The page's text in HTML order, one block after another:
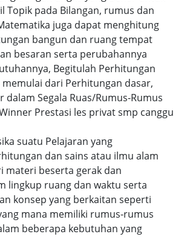
Topik pada Bilangan, rumus dan
juga dapat menghitung
bangun dan ruang tempat
besaran serta perubahannya
Begitulah Perhitungan
dari Perhitungan dasar,
dalam Segala Ruas/Rumus-Rumus
Prestasi les privat smp canggu
suatu Pelajaran yang
dan sains atau ilmu alam
materi beserta gerak dan
lingkup ruang dan waktu serta
konsep yang berkaitan seperti
mana memiliki rumus-rumus
beberapa kebutuhan yang